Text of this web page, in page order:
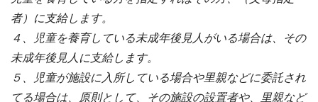
者）に支給します。
４、児童を養育している未成年後見人がいる場合は、その
未成年後見人に支給します。
５、児童が施設に入所している場合や里親などに委託され
てる場合は、原則として、その施設の設置者や、里親など